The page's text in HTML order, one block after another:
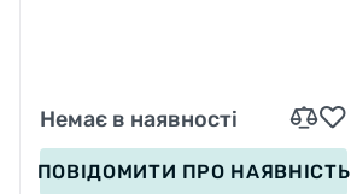
Немає в наявності
ПОВІДОМИТИ ПРО НАЯВНІСТЬ